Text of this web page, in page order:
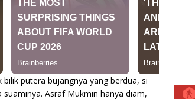
putera bujangnya yang berdua, si
suaminya. Asraf Mukmin hanya diam,